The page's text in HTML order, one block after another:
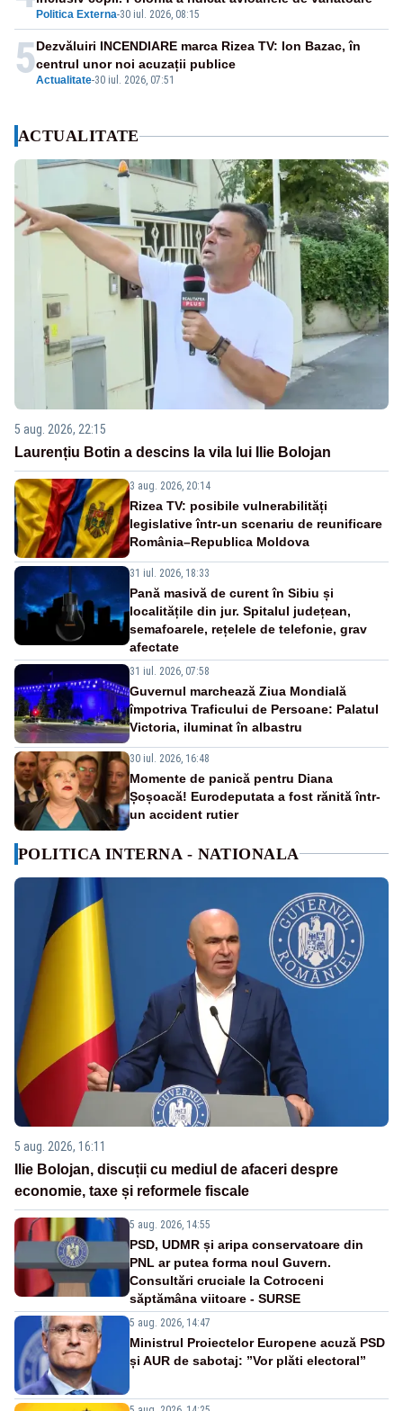
Politica Externa-30 iul. 2026, 08:15
5Actualitate-30 iul. 2026, 07:51
Dezvăluiri INCENDIARE marca Rizea TV: Ion Bazac, în
centrul unor noi acuzații publice
ACTUALITATE
5 aug. 2026, 22:15
Laurențiu Botin a descins la vila lui Ilie Bolojan
3 aug. 2026, 20:14
Rizea TV: posibile vulnerabilități
legislative într-un scenariu de reunificare
România–Republica Moldova
31 iul. 2026, 18:33
Pană masivă de curent în Sibiu și
localitățile din jur. Spitalul județean,
semafoarele, rețelele de telefonie, grav
afectate
31 iul. 2026, 07:58
Guvernul marchează Ziua Mondială
împotriva Traficului de Persoane: Palatul
Victoria, iluminat în albastru
30 iul. 2026, 16:48
Momente de panică pentru Diana
Șoșoacă! Eurodeputata a fost rănită într-
un accident rutier
POLITICA INTERNA - NATIONALA
5 aug. 2026, 16:11
Ilie Bolojan, discuții cu mediul de afaceri despre
economie, taxe și reformele fiscale
5 aug. 2026, 14:55
PSD, UDMR și aripa conservatoare din
PNL ar putea forma noul Guvern.
Consultări cruciale la Cotroceni
săptămâna viitoare - SURSE
5 aug. 2026, 14:47
Ministrul Proiectelor Europene acuză PSD
și AUR de sabotaj: ”Vor plăti electoral”